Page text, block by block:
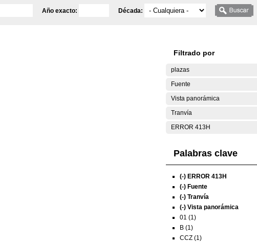
Año exacto: Década:
Filtrado por
plazas
Fuente
Vista panorámica
Tranvía
ERROR 413H
Palabras clave
(-) ERROR 413H
(-) Fuente
(-) Tranvía
(-) Vista panorámica
01 (1)
B (1)
CCZ (1)